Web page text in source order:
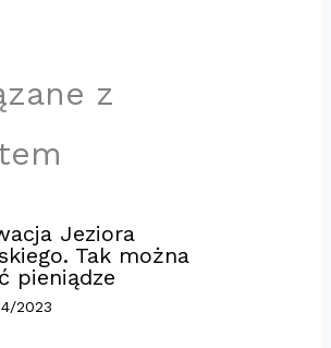
z
Jeziora
Tak można
pieniądze
2023